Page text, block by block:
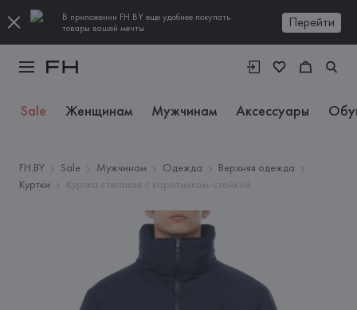
В приложении FH.BY еще удобнее покупать
товары вашей мечты
Перейти
Sale Женщинам Мужчинам Аксессуары
FH.BY Sale Мужчинам Одежда
Верхняя одежда
Куртки
Куртка стеганая с воротником-стойкой